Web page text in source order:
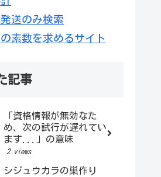
発送のみ検索
素数を求めるサイト
記事
「資格情報が無効なた
め、次の試行が遅れてい
ます...」の意味
2 views
シジュウカラの巣作り